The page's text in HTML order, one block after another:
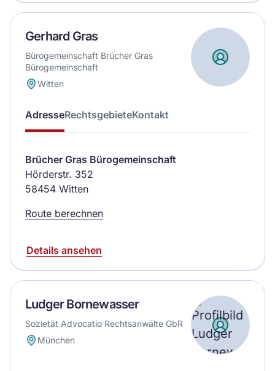
Gerhard Gras
Bürogemeinschaft Brücher Gras
Bürogemeinschaft
Witten
AdresseRechtsgebieteKontakt
Brücher Gras Bürogemeinschaft
Hörderstr. 352
58454 Witten
Route berechnen
Details ansehen
Ludger Bornewasser
Sozietät Advocatio Rechtsanwälte GbR
München